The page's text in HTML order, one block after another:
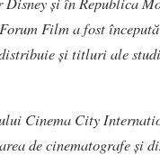
Film a fost
şi titluri ale
Cinema City
de cinematografe şi